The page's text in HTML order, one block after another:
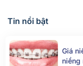
Tin nổi bật
Giá
niềng